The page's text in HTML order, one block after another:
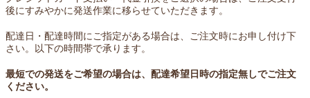
後にすみやかに発送作業に移らせていただきます。
配達日・配達時間にご指定がある場合は、ご注文時にお申し付け下
さい。以下の時間帯で承ります。
最短での発送をご希望の場合は、配達希望日時の指定無しでご注文
ください。